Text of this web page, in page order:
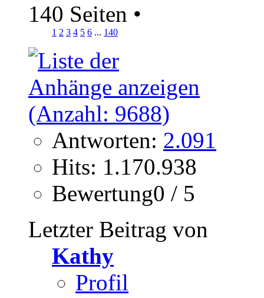
140 Seiten •
1 2 3 4 5 6 ... 140
Antworten: 2.091
Hits: 1.170.938
Bewertung0 / 5
Letzter Beitrag von
Kathy
Profil